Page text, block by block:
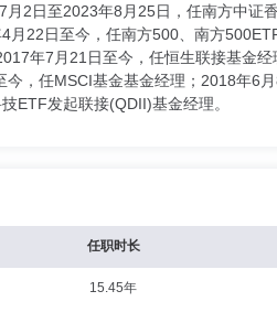
2日至2023年8月25日，任南方中证
22日至今，任南方500、南方
年7月21日至今，任恒生联接基金
，任MSCI基金基金经理；2018年6
ETF发起联接(QDII)基金经理。
任职时长
15.45年